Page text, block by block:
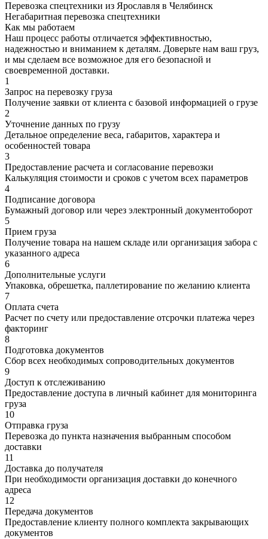
Перевозка спецтехники из Ярославля в Челябинск
Негабаритная перевозка спецтехники
Как мы работаем
Наш процесс работы отличается эффективностью,
надежностью и вниманием к деталям. Доверьте нам ваш груз,
и мы сделаем все возможное для его безопасной и
своевременной доставки.
1
Запрос на перевозку груза
Получение заявки от клиента с базовой информацией о грузе
2
Уточнение данных по грузу
Детальное определение веса, габаритов, характера и
особенностей товара
3
Предоставление расчета и согласование перевозки
Калькуляция стоимости и сроков с учетом всех параметров
4
Подписание договора
Бумажный договор или через электронный документоборот
5
Прием груза
Получение товара на нашем складе или организация забора с
указанного адреса
6
Дополнительные услуги
Упаковка, обрешетка, паллетирование по желанию клиента
7
Оплата счета
Расчет по счету или предоставление отсрочки платежа через
факторинг
8
Подготовка документов
Сбор всех необходимых сопроводительных документов
9
Доступ к отслеживанию
Предоставление доступа в личный кабинет для мониторинга
груза
10
Отправка груза
Перевозка до пункта назначения выбранным способом
доставки
11
Доставка до получателя
При необходимости организация доставки до конечного
адреса
12
Передача документов
Предоставление клиенту полного комплекта закрывающих
документов